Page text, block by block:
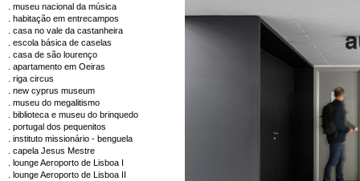
. museu nacional da música
. habitação em entrecampos
. casa no vale da castanheira
. escola básica de caselas
. casa de são lourenço
. apartamento em Oeiras
. riga circus
. new cyprus museum
. museu do megalitismo
. biblioteca e museu do brinquedo
. portugal dos pequenitos
. instituto missionário - benguela
. capela Jesus Mestre
. lounge Aeroporto de Lisboa I
. lounge Aeroporto de Lisboa II